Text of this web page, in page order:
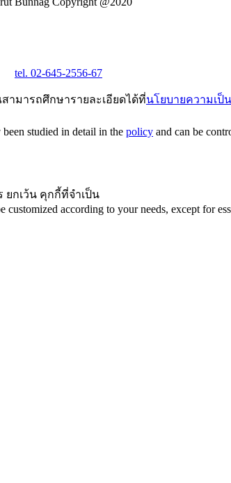
tel. 02-645-2556-67
มารถศึกษารายละเอียดได้ที่นโยบายความเป็
studied in detail in the policy and can be
กเว้น คุกกี้ที่จำเป็น
according to your needs, except for